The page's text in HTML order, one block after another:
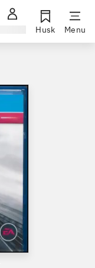
Husk Menu